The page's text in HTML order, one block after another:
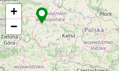
+
−